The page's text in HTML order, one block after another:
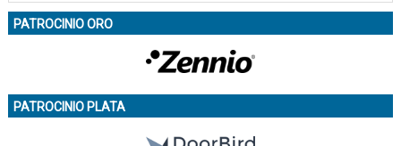
PATROCINIO ORO
PATROCINIO PLATA